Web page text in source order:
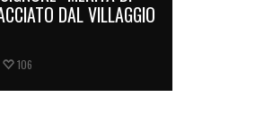
DAL VILLAGGIO
106